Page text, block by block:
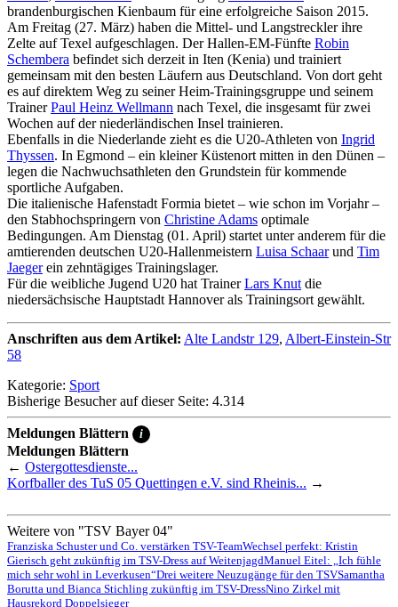
brandenburgischen Kienbaum für eine erfolgreiche Saison 2015.
Am Freitag (27. März) haben die Mittel- und Langstreckler ihre
Zelte auf Texel aufgeschlagen. Der Hallen-EM-Fünfte Robin
Schembera befindet sich derzeit in Iten (Kenia) und trainiert
gemeinsam mit den besten Läufern aus Deutschland. Von dort geht
es auf direktem Weg zu seiner Heim-Trainingsgruppe und seinem
TrainerPaul Heinz Wellmann nach Texel, die insgesamt für zwei
Wochen auf der niederländischen Insel trainieren.
Ebenfalls in die Niederlande zieht es die U20-Athleten von Ingrid
Thyssen. In Egmond – ein kleiner Küstenort mitten in den Dünen –
legen die Nachwuchsathleten den Grundstein für kommende
sportliche Aufgaben.
Die italienische Hafenstadt Formia bietet – wie schon im Vorjahr –
den Stabhochspringern von Christine Adams optimale
Bedingungen. Am Dienstag (01. April) startet unter anderem für die
amtierenden deutschen U20-Hallenmeistern Luisa Schaarund Tim
Jaegerein zehntägiges Trainingslager.
Für die weibliche Jugend U20 hat TrainerLars Knut die
niedersächsische Hauptstadt Hannover als Trainingsort gewählt.
Anschriften aus dem Artikel: Alte Landstr 129, Albert-Einstein-Str
58
Kategorie: Sport
Bisherige Besucher auf dieser Seite: 4.314
Meldungen Blättern i
Meldungen Blättern
← Ostergottesdienste...
Korfballer des TuS 05 Quettingen e.V. sind Rheinis... →
Weitere von "TSV Bayer 04"
Franziska Schuster und Co. verstärken TSV-TeamWechsel perfekt: Kristin
Gierisch geht zukünftig im TSV-Dress auf WeitenjagdManuel Eitel: „Ich fühle
mich sehr wohl in Leverkusen“Drei weitere Neuzugänge für den TSVSamantha
Borutta und Bianca Stichling zukünftig im TSV-DressNino Zirkel mit
Hausrekord Doppelsieger